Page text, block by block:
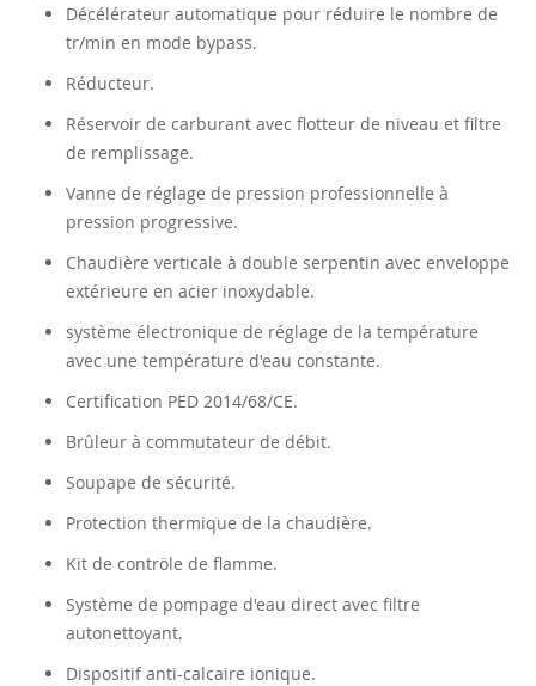
Décélérateur automatique pour réduire le nombre de
tr/min en mode bypass.
Réducteur.
Réservoir de carburant avec flotteur de niveau et filtre
de remplissage.
Vanne de réglage de pression professionnelle à
pression progressive.
Chaudière verticale à double serpentin avec enveloppe
extérieure en acier inoxydable.
système électronique de réglage de la température
avec une température d'eau constante.
Certification PED 2014/68/CE.
Brûleur à commutateur de débit.
Soupape de sécurité.
Protection thermique de la chaudière.
Kit de contröle de flamme.
Système de pompage d'eau direct avec filtre
autonettoyant.
Dispositif anti-calcaire ionique.